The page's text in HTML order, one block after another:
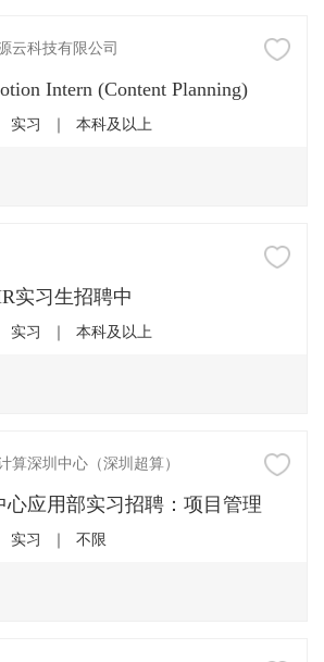
云科技有限公司
Intern (Content Planning)
实习 本科及以上
实习生招聘中
实习 本科及以上
算深圳中心（深圳超算）
心应用部实习招聘：项目管理
实习 不限